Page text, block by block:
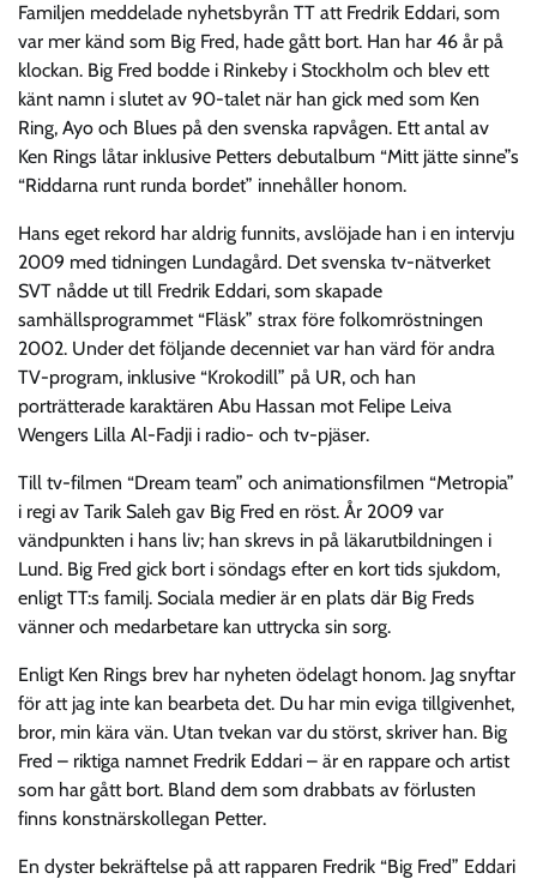
Familjen meddelade nyhetsbyrån TT att Fredrik Eddari, som
var mer känd som Big Fred, hade gått bort. Han har 46 år på
klockan. Big Fred bodde i Rinkeby i Stockholm och blev ett
känt namn i slutet av 90-talet när han gick med som Ken
Ring, Ayo och Blues på den svenska rapvågen. Ett antal av
Ken Rings låtar inklusive Petters debutalbum “Mitt jätte sinne”s
“Riddarna runt runda bordet” innehåller honom.
Hans eget rekord har aldrig funnits, avslöjade han i en intervju
2009 med tidningen Lundagård. Det svenska tv-nätverket
SVT nådde ut till Fredrik Eddari, som skapade
samhällsprogrammet “Fläsk” strax före folkomröstningen
2002. Under det följande decenniet var han värd för andra
TV-program, inklusive “Krokodill” på UR, och han
porträtterade karaktären Abu Hassan mot Felipe Leiva
Wengers Lilla Al-Fadji i radio- och tv-pjäser.
Till tv-filmen “Dream team” och animationsfilmen “Metropia”
i regi av Tarik Saleh gav Big Fred en röst. År 2009 var
vändpunkten i hans liv; han skrevs in på läkarutbildningen i
Lund. Big Fred gick bort i söndags efter en kort tids sjukdom,
enligt TT:s familj. Sociala medier är en plats där Big Freds
vänner och medarbetare kan uttrycka sin sorg.
Enligt Ken Rings brev har nyheten ödelagt honom. Jag snyftar
för att jag inte kan bearbeta det. Du har min eviga tillgivenhet,
bror, min kära vän. Utan tvekan var du störst, skriver han. Big
Fred – riktiga namnet Fredrik Eddari – är en rappare och artist
som har gått bort. Bland dem som drabbats av förlusten
finns konstnärskollegan Petter.
En dyster bekräftelse på att rapparen Fredrik “Big Fred” Eddari